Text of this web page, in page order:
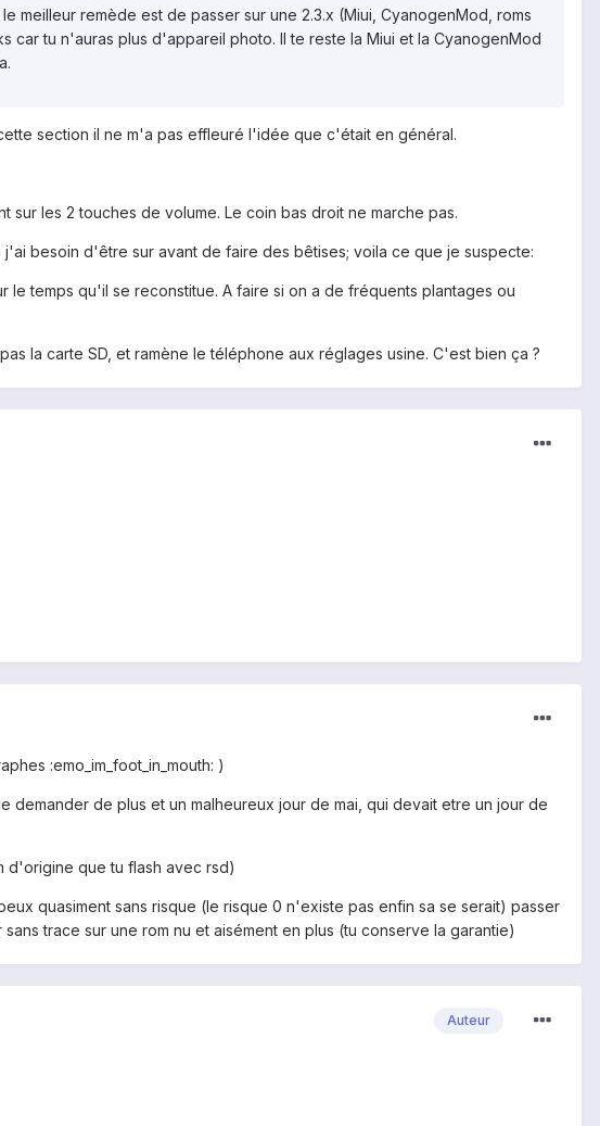
meilleur remède est de passer sur une 2.3.x (Miui, CyanogenMod, roms
car tu n'auras plus d'appareil photo. Il te reste la Miui et la CyanogenMod
section il ne m'a pas effleuré l'idée que c'était en général.
les 2 touches de volume. Le coin bas droit ne marche pas.
besoin d'être sur avant de faire des bêtises; voila ce que je suspecte:
temps qu'il se reconstitue. A faire si on a de fréquents plantages ou
la carte SD, et ramène le téléphone aux réglages usine. C'est bien ça ?
:emo_im_foot_in_mouth: )
demander de plus et un malheureux jour de mai, qui devait etre un jour de
d'origine que tu flash avec rsd)
quasiment sans risque (le risque 0 n'existe pas enfin sa se serait) passer
trace sur une rom nu et aisément en plus (tu conserve la garantie)
Auteur